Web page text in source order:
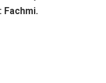
Fachmi.